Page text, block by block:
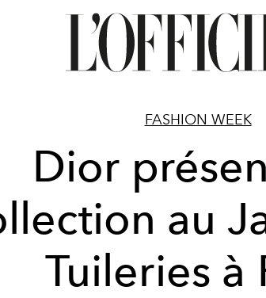
FASHION WEEK
Dior
au
Tuileries à